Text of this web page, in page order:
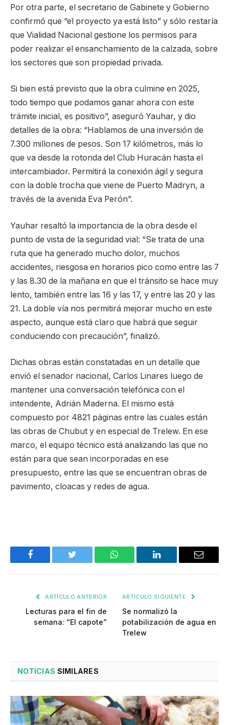
Por otra parte, el secretario de Gabinete y Gobierno
confirmó que “el proyecto ya está listo” y sólo restaría
que Vialidad Nacional gestione los permisos para
poder realizar el ensanchamiento de la calzada, sobre
los sectores que son propiedad privada.
Si bien está previsto que la obra culmine en 2025,
todo tiempo que podamos ganar ahora con este
trámite inicial, es positivo”, aseguró Yauhar, y dio
detalles de la obra: “Hablamos de una inversión de
7.300 millones de pesos. Son 17 kilómetros, más lo
que va desde la rotonda del Club Huracán hasta el
intercambiador. Permitirá la conexión ágil y segura
con la doble trocha que viene de Puerto Madryn, a
través de la avenida Eva Perón”.
Yauhar resaltó la importancia de la obra desde el
punto de vista de la seguridad vial: “Se trata de una
ruta que ha generado mucho dolor, muchos
accidentes, riesgosa en horarios pico como entre las 7
y las 8.30 de la mañana en que el tránsito se hace muy
lento, también entre las 16 y las 17, y entre las 20 y las
21. La doble vía nos permitirá mejorar mucho en este
aspecto, aunque está claro que habrá que seguir
conduciendo con precaución”, finalizó.
Dichas obras están constatadas en un detalle que
envió el senador nacional, Carlos Linares luego de
mantener una conversación telefónica con el
intendente, Adrián Maderna. El mismo está
compuesto por 4821 páginas entre las cuales están
las obras de Chubut y en especial de Trelew. En ese
marco, el equipo técnico está analizando las que no
están para que sean incorporadas en ese
presupuesto, entre las que se encuentran obras de
pavimento, cloacas y redes de agua.
Facebook Twitter WhatsApp LinkedIn Email
ARTÍCULO ANTERIOR
Lecturas para el fin de
semana: “El capote”
ARTÍCULO SIGUIENTE
Se normalizó la
potabilización de agua en
Trelew
NOTICIAS SIMILARES